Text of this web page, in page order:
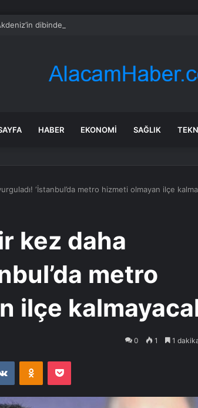
dibinden 50 bin tanesi çıkarıldı
HABER EKONOMI SAĞLIK
‘İstanbul’da metro hizmeti olmayan ilçe
kez daha
metro
ilçe
0 1 1
VKontakteOdnoklassniki
Pocket